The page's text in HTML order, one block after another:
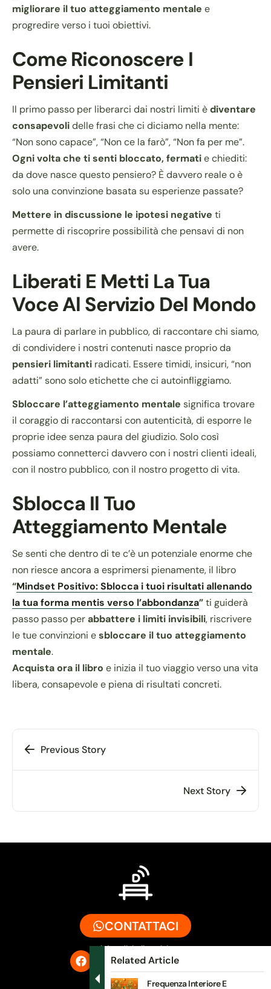
migliorare il tuo atteggiamento mentale e
progredire verso i tuoi obiettivi.
Come Riconoscere I
Pensieri Limitanti
Il primo passo per liberarci dai nostri limiti èdiventare
consapevolidelle frasi che ci diciamo nella mente:
“Non sono capace”, “Non ce la farò”, “Non fa per me”.
Ogni volta che ti senti bloccato, fermatie chiediti:
da dove nasce questo pensiero? È davvero reale o è
solo una convinzione basata su esperienze passate?
Mettere in discussione le ipotesi negative ti
permette di riscoprire possibilità che pensavi di non
avere.
Liberati E Metti La Tua
Voce Al Servizio Del Mondo
La paura di parlare in pubblico, di raccontare chi siamo,
di condividere i nostri contenuti nasce proprio da
pensieri limitanti radicati. Essere timidi, insicuri, “non
adatti” sono solo etichette che ci autoinfliggiamo.
Sbloccare l’atteggiamento mentale significa trovare
il coraggio di raccontarsi con autenticità, di esporre le
proprie idee senza paura del giudizio. Solo così
possiamo connetterci davvero con i nostri clienti ideali,
con il nostro pubblico, con il nostro progetto di vita.
Sblocca Il Tuo
Atteggiamento Mentale
Se senti che dentro di te c’è un potenziale enorme che
non riesce ancora a esprimersi pienamente, il libro
“Mindset Positivo: Sblocca i tuoi risultati allenando
la tua forma mentis verso l’abbondanza”ti guiderà
passo passo perabbattere i limiti invisibili, riscrivere
le tue convinzioni esbloccare il tuo atteggiamento
mentale.
Acquista ora il libro e inizia il tuo viaggio verso una vita
libera, consapevole e piena di risultati concreti.
Previous Story
Next Story
Related Article
Frequenza Interiore E
CONTATTACI
info@digitalbench.it